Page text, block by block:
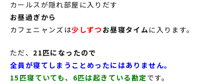
カールスが隠れ部屋に入りだす
お昼過ぎから
カフェニャンズは少しずつ お昼寝タイム に入ります。
ただ、 21匹になったので
全員が寝てしまうことめったにはありません。
15匹寝ていても、6匹は起きている勘定 です。